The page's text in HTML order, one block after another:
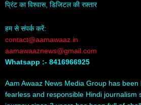
प्रिंट का विश्वास, डिजिटल की रफ़्तार
हम से संपर्क करें:
contact@aamawaaz.in
aamawaaznews@gmail.com
Whatsapp :- 8416966925
Aam Awaaz News Media Group has been
fearless and responsible Hindi journalism